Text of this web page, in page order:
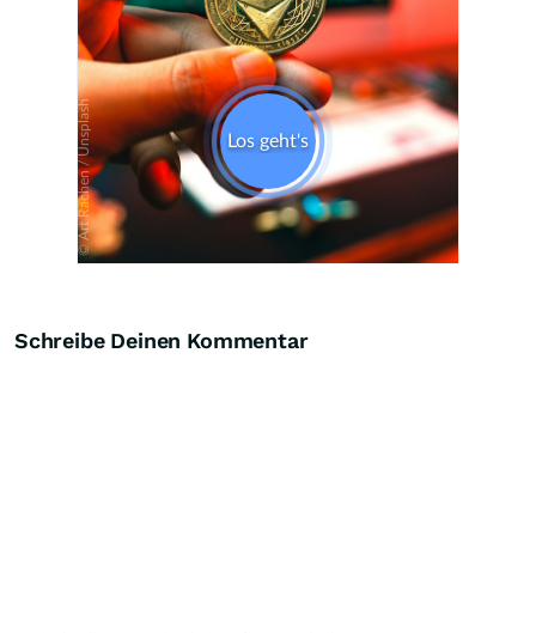
Schreibe Deinen Kommentar